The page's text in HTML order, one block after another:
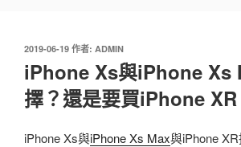
發
2019-06-19 作者: ADMIN
iPhone Xs與iPhone Xs
擇？還是要買iPhone XR
iPhone Xs與iPhone Xs Max與iPhone